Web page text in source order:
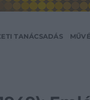
TANÁCSADÁS